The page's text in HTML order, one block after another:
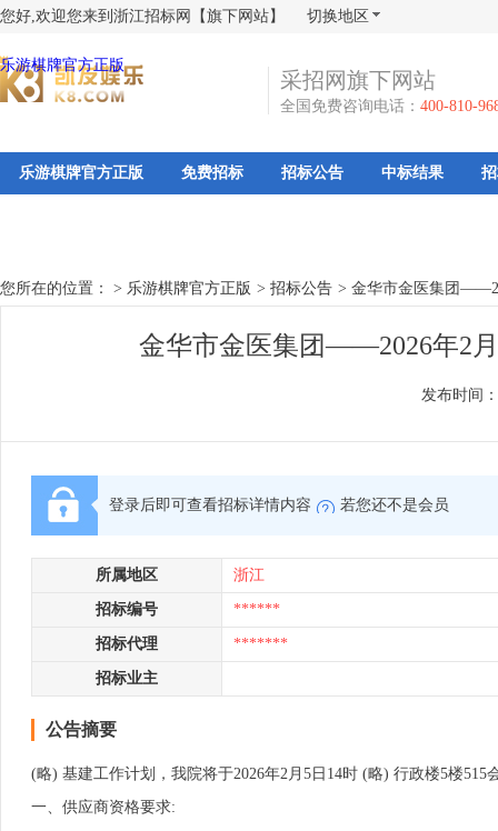
您好,欢迎您来到浙江招标网【旗下网站】 切换地区
乐游棋牌官方正版
采招网旗下网站
全国免费咨询电话： 400-810-
乐游棋牌官方正版 免费招标 招标公告 中标结果
您所在的位置： > 乐游棋牌官方正版 > 招标公告 > 金华市金医集团
金华市金医集团——2026年2
发布时间：
登录后即可查看招标详情内容 若您还不是会员
所属地区 浙江
招标编号 ******
招标代理 *******
招标业主
公告摘要
(略) 基建工作计划，我院将于2026年2月5日14时 (略) 行政楼5楼
一、供应商资格要求: